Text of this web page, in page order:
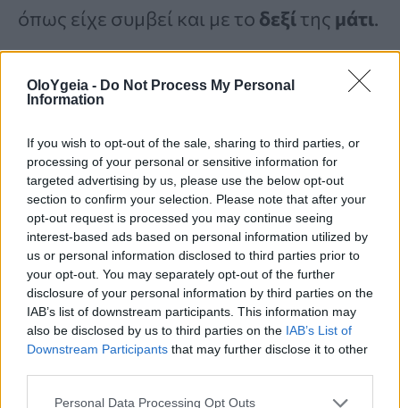
OloYgeia - Do Not Process My Personal
Information
If you wish to opt-out of the sale, sharing to third parties, or
processing of your personal or sensitive information for
targeted advertising by us, please use the below opt-out
section to confirm your selection. Please note that after your
opt-out request is processed you may continue seeing
interest-based ads based on personal information utilized by
us or personal information disclosed to third parties prior to
your opt-out. You may separately opt-out of the further
disclosure of your personal information by third parties on the
IAB’s list of downstream participants. This information may
also be disclosed by us to third parties on the IAB’s List of
Downstream Participants that may further disclose it to other
Personal Data Processing Opt Outs
όπως είχε συμβεί και με το δεξίτης μάτι.
«Ήταν από τα πιο δύσκολα
πράγματα που έπρεπε να
ακούσω, γιατί ήξερα τι
σήμαινε αυτό και ήξερα ότι
δεν υπήρχε πραγματική
λύση».
Η Baker ενημερώθηκε ότι αυτό που